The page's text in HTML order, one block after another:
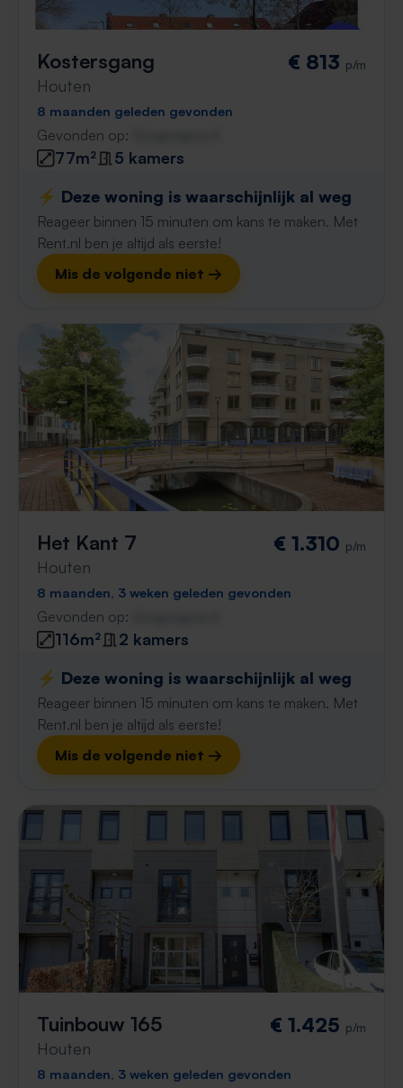
Kostersgang
Houten
€ 813 p/m
8 maanden geleden gevonden
Gevonden op:
77m²
5 kamers
⚡️ Deze woning is waarschijnlijk al weg
Reageer binnen 15 minuten om kans te maken. Met
Rent.nl ben je altijd als eerste!
Mis de volgende niet →
Het Kant 7
Houten
€ 1.310 p/m
8 maanden, 3 weken geleden gevonden
Gevonden op:
116m²
2 kamers
⚡️ Deze woning is waarschijnlijk al weg
Reageer binnen 15 minuten om kans te maken. Met
Rent.nl ben je altijd als eerste!
Mis de volgende niet →
Tuinbouw 165
Houten
€ 1.425 p/m
8 maanden, 3 weken geleden gevonden